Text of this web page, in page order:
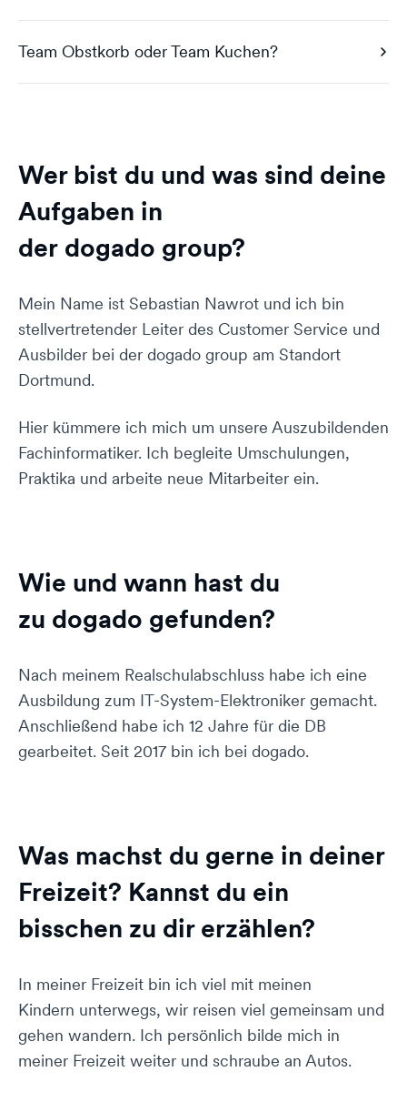
Team Obstkorb oder Team Kuchen?
Wer bist du und was sind deine
Aufgaben in
der dogado group?
Mein Name ist Sebastian Nawrot und ich bin
stellvertretender Leiter des Customer Service und
Ausbilder bei der dogado group am Standort
Dortmund.
Hier kümmere ich mich um unsere Auszubildenden
Fachinformatiker. Ich begleite Umschulungen,
Praktika und arbeite neue Mitarbeiter ein.
Wie und wann hast du
zu dogado gefunden?
Nach meinem Realschulabschluss habe ich eine
Ausbildung zum IT-System-Elektroniker gemacht.
Anschließend habe ich 12 Jahre für die DB
gearbeitet. Seit 2017 bin ich bei dogado.
Was machst du gerne in deiner
Freizeit? Kannst du ein
bisschen zu dir erzählen?
In meiner Freizeit bin ich viel mit meinen
Kindern unterwegs, wir reisen viel gemeinsam und
gehen wandern. Ich persönlich bilde mich in
meiner Freizeit weiter und schraube an Autos.